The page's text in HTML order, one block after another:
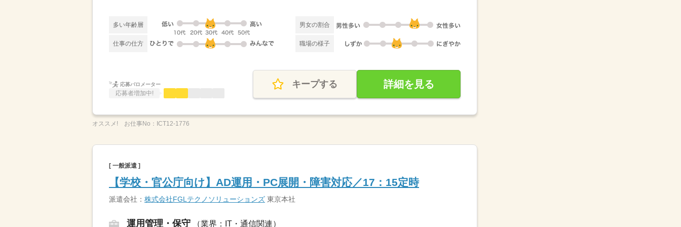
多い年齢層 男女の割合
仕事の仕方 職場の様子
応募バロメーター
応募者増加中!
キープする 詳細を見る
オススメ! お仕事No： ICT12-1776
[ 一般派遣 ]
【学校・官公庁向け】AD運用・PC展開・障害対応／17：15定時
派遣会社： 株式会社FGLテクノソリューションズ 東京本社
運用管理・保守 （業界：IT・通信関連）